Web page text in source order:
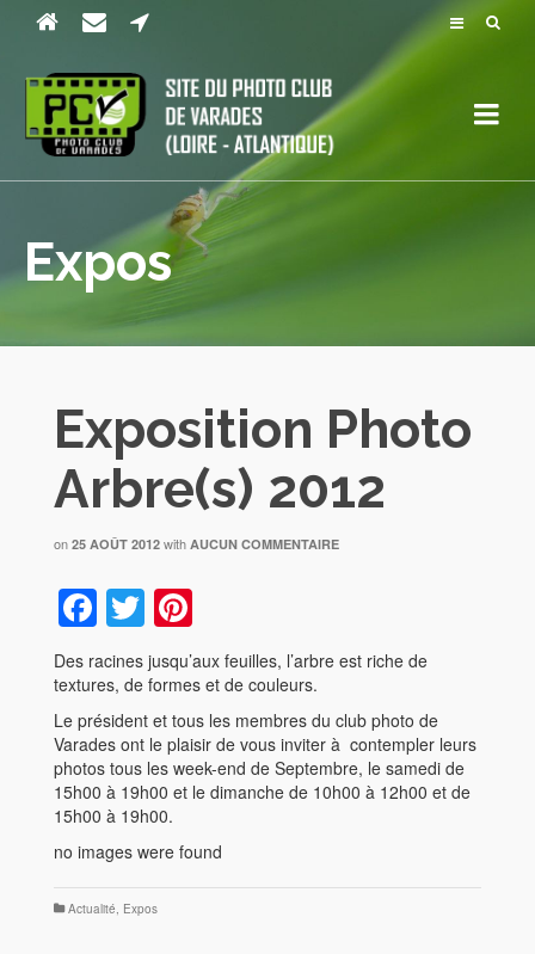
Expos
Exposition Photo
Arbre(s) 2012
on 25 AOÛT 2012 with AUCUN COMMENTAIRE
Facebook
Twitter
Des racines jusqu’aux feuilles, l’arbre est riche de
textures, de formes et de couleurs.
Le président et tous les membres du club photo de
Varades ont le plaisir de vous inviter à contempler leurs
photos tous les week-end de Septembre, le samedi de
15h00 à 19h00 et le dimanche de 10h00 à 12h00 et de
15h00 à 19h00.
no images were found
Actualité, Expos